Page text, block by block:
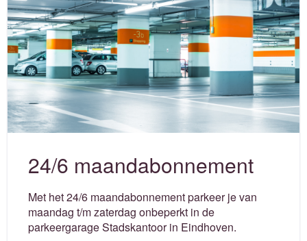
24/6 maandabonnement
Met het 24/6 maandabonnement parkeer je van
maandag t/m zaterdag onbeperkt in de
parkeergarage Stadskantoor in Eindhoven.